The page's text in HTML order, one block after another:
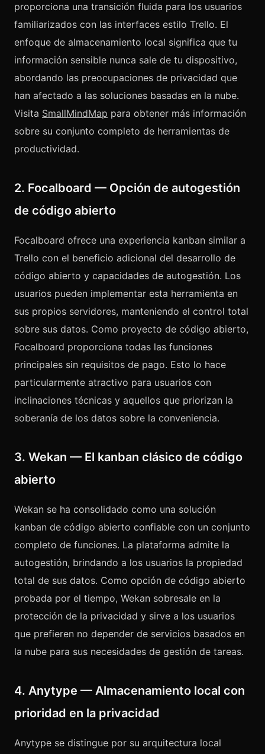
proporciona una transición fluida para los usuarios
familiarizados con las interfaces estilo Trello. El
enfoque de almacenamiento local significa que tu
información sensible nunca sale de tu dispositivo,
abordando las preocupaciones de privacidad que
han afectado a las soluciones basadas en la nube.
Visita SmallMindMap para obtener más información
sobre su conjunto completo de herramientas de
productividad.
2. Focalboard — Opción de autogestión
de código abierto
Focalboard ofrece una experiencia kanban similar a
Trello con el beneficio adicional del desarrollo de
código abierto y capacidades de autogestión. Los
usuarios pueden implementar esta herramienta en
sus propios servidores, manteniendo el control total
sobre sus datos. Como proyecto de código abierto,
Focalboard proporciona todas las funciones
principales sin requisitos de pago. Esto lo hace
particularmente atractivo para usuarios con
inclinaciones técnicas y aquellos que priorizan la
soberanía de los datos sobre la conveniencia.
3. Wekan — El kanban clásico de código
abierto
Wekan se ha consolidado como una solución
kanban de código abierto confiable con un conjunto
completo de funciones. La plataforma admite la
autogestión, brindando a los usuarios la propiedad
total de sus datos. Como opción de código abierto
probada por el tiempo, Wekan sobresale en la
protección de la privacidad y sirve a los usuarios
que prefieren no depender de servicios basados en
la nube para sus necesidades de gestión de tareas.
4. Anytype — Almacenamiento local con
prioridad en la privacidad
Anytype se distingue por su arquitectura local